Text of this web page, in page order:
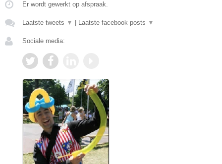
Er wordt gewerkt op afspraak.
Laatste tweets ▼ Laatste facebook posts ▼
Sociale media: